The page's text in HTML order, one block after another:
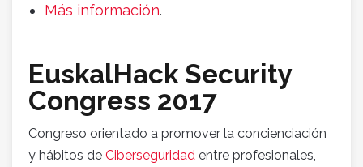
Más información.
EuskalHack Security
Congress 2017
Congreso orientado a promover la concienciación
y hábitos de Ciberseguridad entre profesionales,